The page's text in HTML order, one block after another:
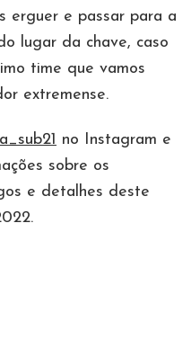
erguer e passar para a
lugar da chave, caso
time que vamos
extremense.
no Instagram e
sobre os
e detalhes deste